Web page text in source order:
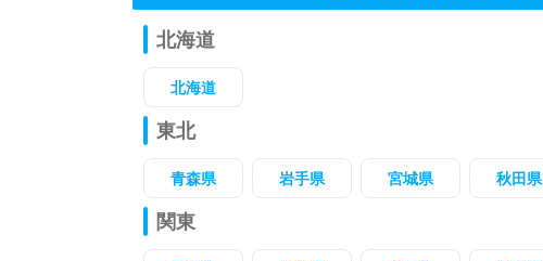
北海道
北海道
東北
青森県 岩手県 宮城県 秋田県
関東